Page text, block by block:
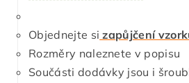
Objednejte si zapůjčení
Rozměry naleznete v popisu
Součásti dodávky jsou i